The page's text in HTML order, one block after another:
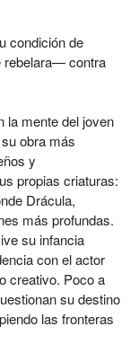
condición de
rebelara— contra
la mente del joven
obra más
y
propias criaturas:
Drácula,
más profundas.
su infancia
con el actor
creativo. Poco a
su destino
las fronteras